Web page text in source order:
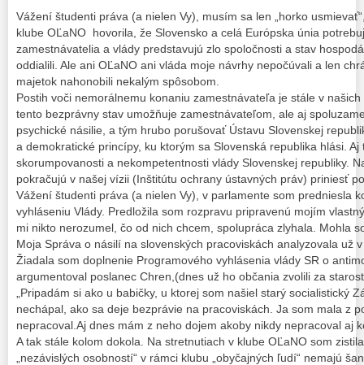
Vážení študenti práva (a nielen Vy), musím sa len „horko
klube OĽaNO hovorila, že Slovensko a celá Európska únia
zamestnávatelia a vlády predstavujú zlo spoločnosti a stav
oddialili. Ale ani OĽaNO ani vláda moje návrhy nepočúvali a len
majetok nahonobili nekalým spôsobom.
Postih voči nemorálnemu konaniu zamestnávateľa je stále v
tento bezprávny stav umožňuje zamestnávateľom, ale aj
psychické násilie, a tým hrubo porušovať Ústavu Slovenskej
a demokratické princípy, ku ktorým sa Slovenská republika hlási.
skorumpovanosti a nekompetentnosti vlády Slovenskej republiky.
pokračujú v našej vízii (Inštitútu ochrany ústavných práv) priniesť
Vážení študenti práva (a nielen Vy), v parlamente som predniesla
vyhláseniu Vlády. Predložila som rozpravu pripravenú mojím
mi nikto nerozumel, čo od nich chcem, spolupráca zlyhala. Mohla
Moja Správa o násilí na slovenských pracoviskách analyzovala už
Žiadala som doplnenie Programového vyhlásenia vlády SR o
argumentoval poslanec Chren,(dnes už ho občania zvolili za
„Pripadám si ako u babičky, u ktorej som našiel starý socialistický
nechápal, ako sa deje bezprávie na pracoviskách. Ja som mala z
nepracoval.Aj dnes mám z neho dojem akoby nikdy nepracoval aj
A tak stále kolom dokola. Na stretnutiach v klube OĽaNO som
„nezávislých osobností“ v rámci klubu „obyčajných ľudí“ nemajú